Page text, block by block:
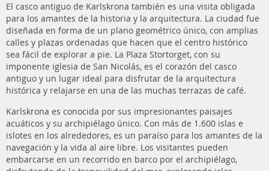
El casco antiguo de Karlskrona también es una visita obligada
para los amantes de la historia y la arquitectura. La ciudad fue
diseñada en forma de un plano geométrico único, con amplias
calles y plazas ordenadas que hacen que el centro histórico
sea fácil de explorar a pie. La Plaza Stortorget, con su
imponente iglesia de San Nicolás, es el corazón del casco
antiguo y un lugar ideal para disfrutar de la arquitectura
histórica y relajarse en una de las muchas terrazas de café.
Karlskrona es conocida por sus impresionantes paisajes
acuáticos y su archipiélago único. Con más de 1.600 islas e
islotes en los alrededores, es un paraíso para los amantes de la
navegación y la vida al aire libre. Los visitantes pueden
embarcarse en un recorrido en barco por el archipiélago,